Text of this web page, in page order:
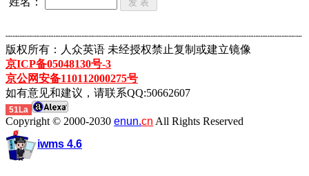
┈┈┈┈┈┈┈┈┈┈┈┈┈┈┈┈┈┈┈┈┈┈┈┈┈┈┈┈┈┈┈┈┈┈┈┈┈┈┈┈┈┈┈
版权所有：人众英语 未经授权禁止复制或建立镜像
京ICP备05048130号-3
京公网安备110112000275号
如有意见和建议，请联系QQ:50662607
51La
Copyright © 2000-2030 enun.cn All Rights Reserved
iwms 4.6